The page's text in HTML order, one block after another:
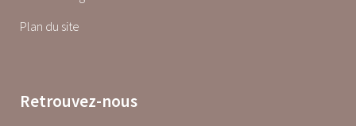
Plan du site
Retrouvez-nous